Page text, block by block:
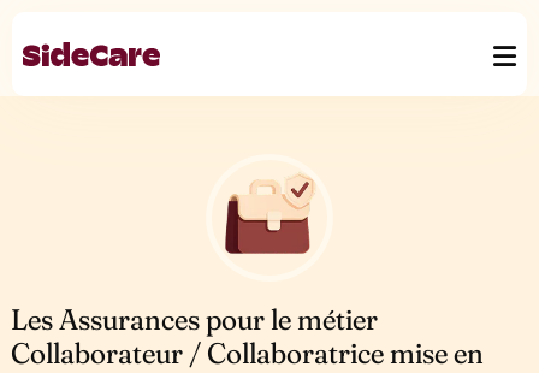
Les Assurances pour le métier
Collaborateur / Collaboratrice mise en